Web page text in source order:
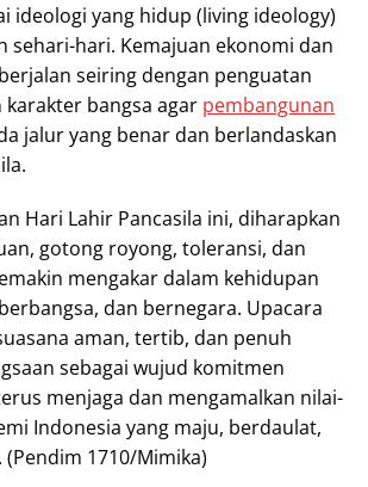
ideologi yang hidup (living ideology)
sehari-hari. Kemajuan ekonomi dan
seiring dengan penguatan
bangsa agar pembangunan
jalur yang benar dan berlandaskan
Hari Lahir Pancasila ini, diharapkan
gotong royong, toleransi, dan
mengakar dalam kehidupan
dan bernegara. Upacara
aman, tertib, dan penuh
sebagai wujud komitmen
menjaga dan mengamalkan nilai-
Indonesia yang maju, berdaulat,
1710/Mimika)